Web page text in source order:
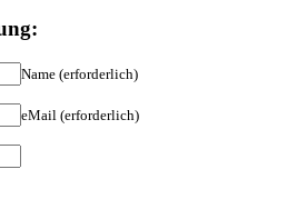
Name (erforderlich)
eMail (erforderlich)